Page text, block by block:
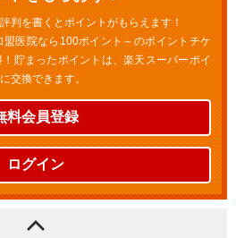
判を書くとポイントがもらえます！
医院なら100ポイント～のポイントチケ
貯まったポイントは、楽天スーパーポイ
交換できます。
料会員登録
ログイン